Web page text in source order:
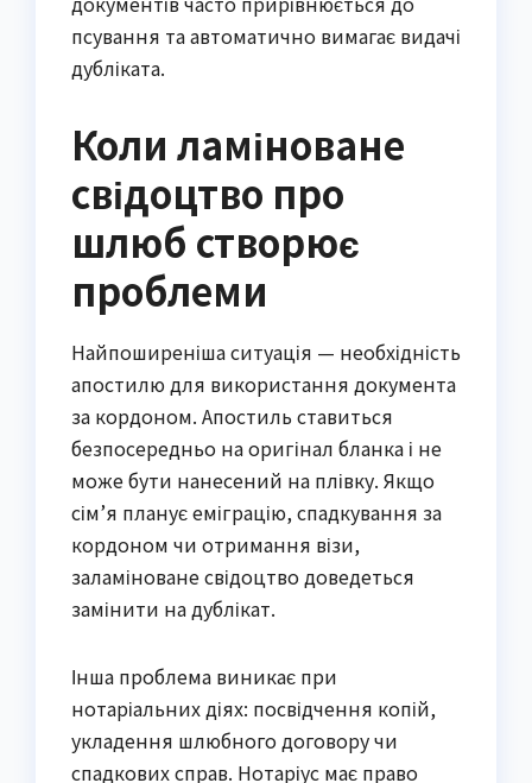
псування та автоматично вимагає видачі
дубліката.
Коли ламіноване
свідоцтво про
шлюб створює
проблеми
Найпоширеніша ситуація — необхідність
апостилю для використання документа
за кордоном. Апостиль ставиться
безпосередньо на оригінал бланка і не
може бути нанесений на плівку. Якщо
сім’я планує еміграцію, спадкування за
кордоном чи отримання візи,
заламіноване свідоцтво доведеться
замінити на дублікат.
Інша проблема виникає при
нотаріальних діях: посвідчення копій,
укладення шлюбного договору чи
спадкових справ. Нотаріус має право